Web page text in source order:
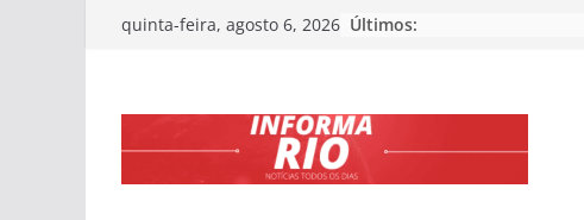
quinta-feira, agosto 6, 2026 Últimos: